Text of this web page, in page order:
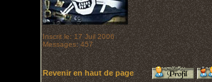
Inscrit le: 17 Juil 2006
Messages: 457
Revenir en haut de page